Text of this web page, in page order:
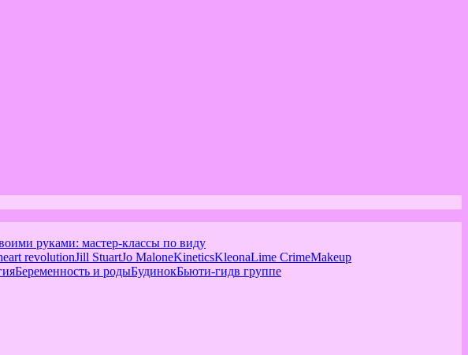
руками: мастер-классы по виду
revolutionJill StuartJo MaloneKineticsKleonaLime CrimeMakeup
Беременность и родыБудинокБьюти-гидв группе